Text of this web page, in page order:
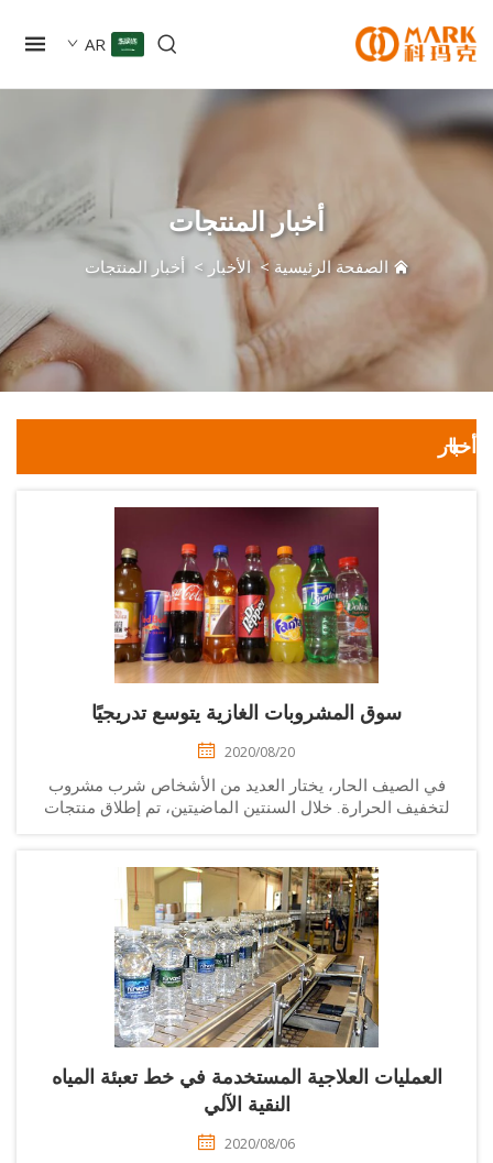
AR
أخبار المنتجات
الصفحة الرئيسية>الأخبار >أخبار المنتجات
سوق المشروبات الغازية يتوسع تدريجيًا
2020/08/20
في الصيف الحار، يختار العديد من الأشخاص شرب مشروب
الحرارة. خلال السنتين الماضيتين، تم إطلاق منتجات
الغازية والمشروبات الوظيفية واحدة تلو الأخرى...
العمليات العلاجية المستخدمة في خط تعبئة المياه
النقية الآلي
2020/08/06